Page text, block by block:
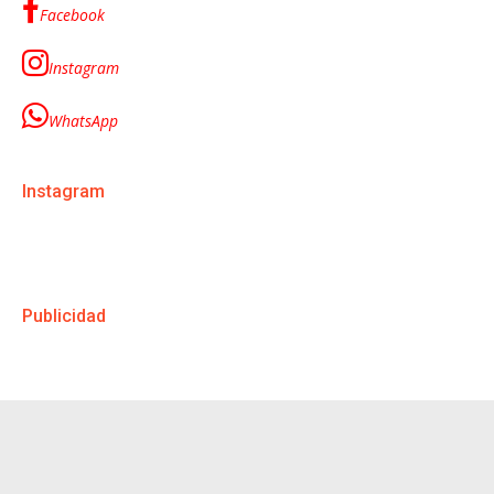
Facebook
Instagram
WhatsApp
Instagram
Publicidad